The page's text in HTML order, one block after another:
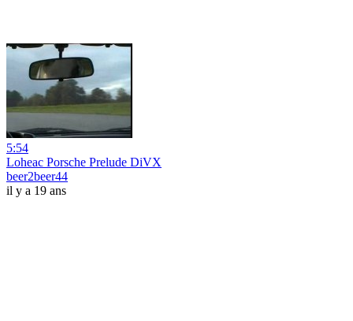
5:54
Loheac Porsche Prelude DiVX
beer2beer44
il y a 19 ans